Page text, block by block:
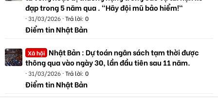
đạp trong 5 năm qua . "Hãy đội mũ bảo hiểm!"
31/03/2026 Trả lời: 0
Điểm tin Nhật Bản
Xã hội Nhật Bản : Dự toán ngân sách tạm thời được
thông qua vào ngày 30, lần đầu tiên sau 11 năm.
31/03/2026 Trả lời: 0
Điểm tin Nhật Bản